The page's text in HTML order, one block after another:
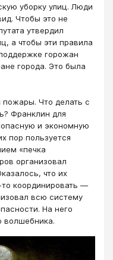
уборку улиц. Люди
Чтобы это не
утвердил
а чтобы эти правила
горожан
города. Это была
Что делать с
Франклин для
и экономную
пор пользуется
«печка
организовал
что их
то координировать —
всю систему
На него
волшебника.